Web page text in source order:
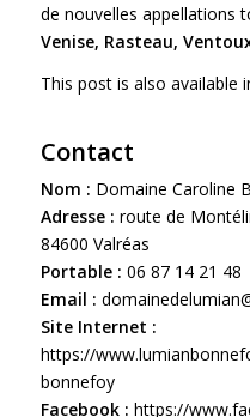
de nouvelles appellations
Venise, Rasteau,
This post is also available
Contact
Nom : Domaine Caroline
Adresse : route de
84600 Valréas
Portable : 06 87 14 21 48
Email :
Site Internet :
https://
bonnefoy
Facebook : https://